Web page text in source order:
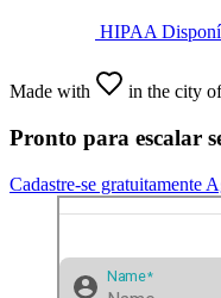
HIPAA
Made with in the city
Pronto para escalar
Cadastre-se gratuitamente